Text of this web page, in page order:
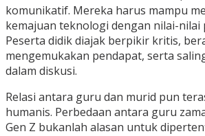
komunikatif. Mereka harus mampu
kemajuan teknologi dengan nilai-nilai
Peserta didik diajak berpikir kritis,
mengemukakan pendapat, serta
dalam diskusi.
Relasi antara guru dan murid pun
humanis. Perbedaan antara guru
Gen Z bukanlah alasan untuk